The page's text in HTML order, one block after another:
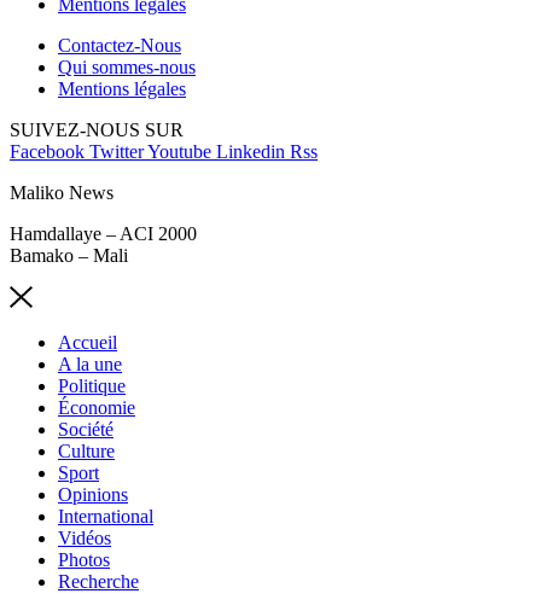
Mentions légales
Contactez-Nous
Qui sommes-nous
Mentions légales
SUIVEZ-NOUS SUR
Facebook TwitterYoutube Linkedin Rss
Maliko News
Hamdallaye – ACI 2000
Bamako – Mali
Accueil
A la une
Politique
Économie
Société
Culture
Sport
Opinions
International
Vidéos
Photos
Recherche